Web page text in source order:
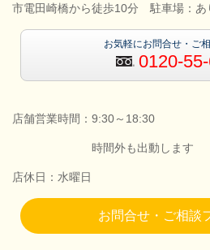
市電田崎橋から徒歩10分 駐車場：あ
お気軽にお問合せ・ご
0120-
店舗営業時間：9:30～18:30
時間外も出動します
店休日：水曜日
お問合せ・ご相談